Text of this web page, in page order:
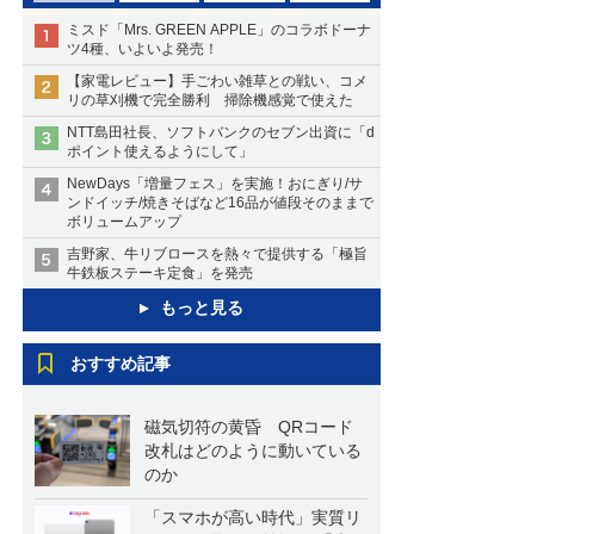
ミスド「Mrs. GREEN APPLE」のコラボドーナ
ツ4種、いよいよ発売！
【家電レビュー】手ごわい雑草との戦い、コメ
リの草刈機で完全勝利 掃除機感覚で使えた
NTT島田社長、ソフトバンクのセブン出資に「d
ポイント使えるようにして」
NewDays「増量フェス」を実施！おにぎり/サ
ンドイッチ/焼きそばなど16品が値段そのままで
ボリュームアップ
吉野家、牛リブロースを熱々で提供する「極旨
牛鉄板ステーキ定食」を発売
もっと見る
おすすめ記事
磁気切符の黄昏 QRコード
改札はどのように動いている
のか
「スマホが高い時代」実質リ